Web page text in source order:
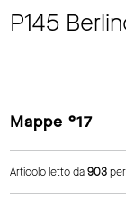
P145
Mappe °17
Articolo letto da903